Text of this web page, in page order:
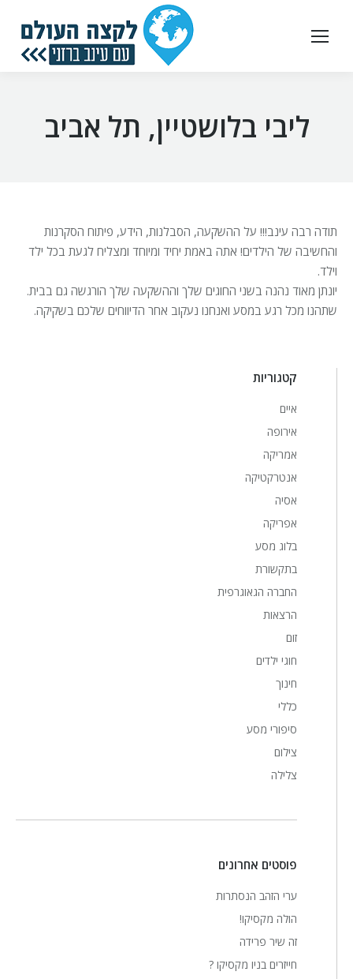
ליבי בלושטיין, תל אביב
תודה רבה עינב!!! על ההשקעה, הסבלנות, הידע, פיתוח הסקרנות
והחשיבה של הילדים! אתה באמת יחיד ומיוחד ומצליח לגעת בכל ילד
וילד.
יונתן מאוד נהנה בשני החוגים שלך וההשקעה שלך הורגשה גם בבית.
שתהנו מכל רגע במסע ואנחנו נעקוב אחר הדיווחים שלכם בשקיקה.
קטגוריות
איים
אירופה
אמריקה
אנטרקטיקה
אסיה
אפריקה
בלוג מסע
בתקשורת
החברה הגאוגרפית
הרצאות
זום
חוגי ילדים
חינוך
כללי
סיפורי מסע
צילום
צלילה
פוסטים אחרונים
ערי הזהב הנסתרות
הולה מקסיקו!
זה שיר פרידה
חייזרים בניו מקסיקו ?